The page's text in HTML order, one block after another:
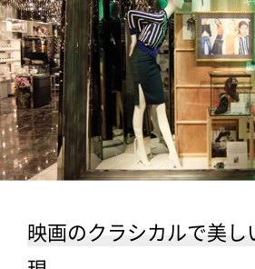
映画のクラシカルで美